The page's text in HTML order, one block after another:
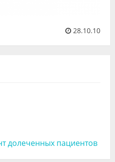
28.10.10
долеченных пациентов